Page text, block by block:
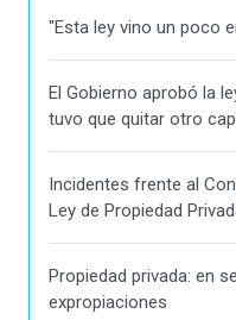
"Esta ley vino un poco
El Gobierno aprobó la
tuvo que quitar otro
Incidentes frente al
Ley de Propiedad
Propiedad privada: en
expropiaciones